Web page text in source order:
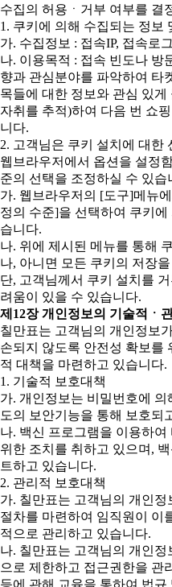
수집의 허용ㆍ거부 여부를 결
1. 쿠키에 의해 수집되는 정보
가. 수집정보 : 접속IP, 접속로
나. 이용목적 : 접속 빈도나 방
향과 관심분야를 파악하여 타
목들에 대한 정보와 관심 있
자취를 추적)하여 다음 번 쇼
니다.
2. 고객님은 쿠키 설치에 대한
웹브라우저에서 옵션을 설정
준의 선택을 조정하실 수 있습
가. 웹브라우저의 [도구]메뉴
정의 수준]을 선택하여 쿠키
습니다.
나. 위에 제시된 메뉴를 통해
나, 아니면 모든 쿠키의 저장
단, 고객님께서 쿠키 설치를
려움이 있을 수 있습니다.
제12장 개인정보의 기술적ㆍ
칠만표는 고객님의 개인정보
손되지 않도록 안전성 확보를
적 대책을 마련하고 있습니다.
1. 기술적 보호대책
가. 개인정보는 비밀번호에
도의 보안기능을 통해 보호되
나. 백신 프로그램을 이용하여
위한 조치를 취하고 있으며,
트하고 있습니다.
2. 관리적 보호대책
가. 칠만표는 고객님의 개인
절차를 마련하여 임직원이 이
적으로 관리하고 있습니다.
나. 칠만표는 고객님의 개인
으로 제한하고 접근권한을 관
등에 관해 교육을 통하여 법